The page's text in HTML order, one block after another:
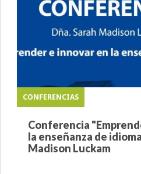
CONFERENCIAS
Conferencia
la enseñanza de
Madison Luckam